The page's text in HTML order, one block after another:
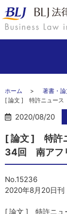
ホーム
著書・論
[ 論文 ] 特許ニュース
2020/08/20
[ 論文 ] 特許
34回 南アフ
No.15236
2020年8月20日刊
[ 論文 ] 特許ニュ